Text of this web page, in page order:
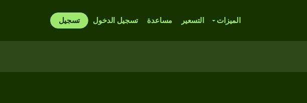
الميزات التسعير مساعدة تسجيل الدخول تسجيل